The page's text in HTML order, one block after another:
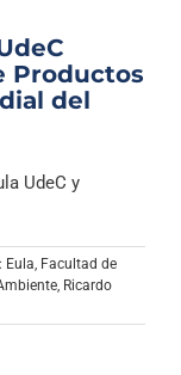
Productos
del
UdeC y
Eula, Facultad de
, Ricardo